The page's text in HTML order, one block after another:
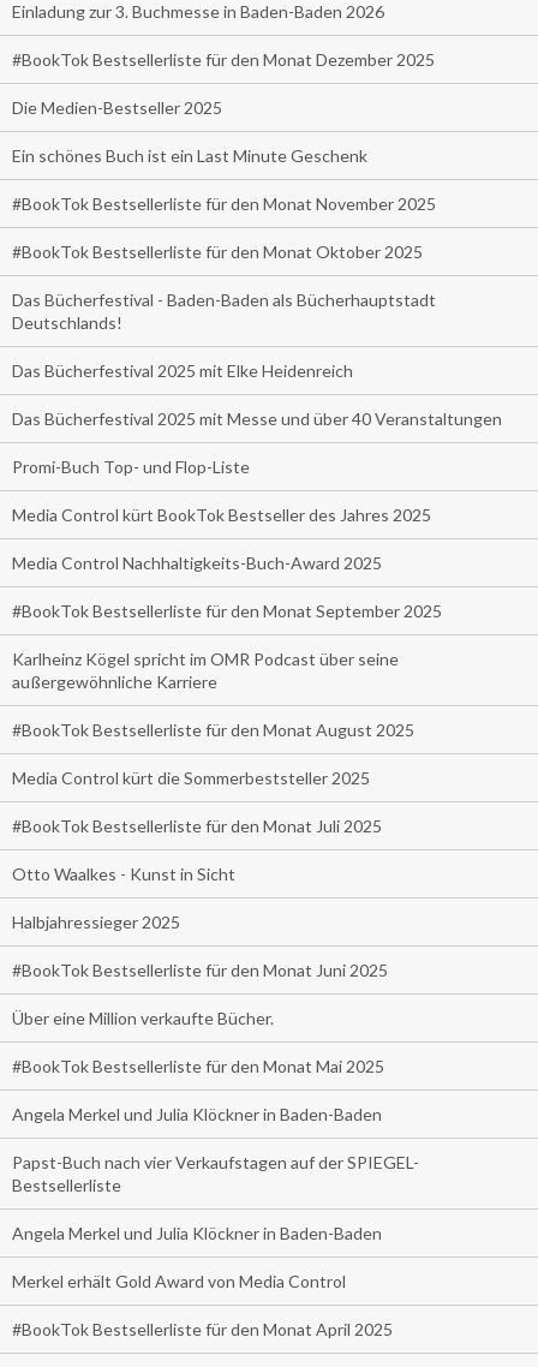
Einladung zur 3. Buchmesse in Baden-Baden 2026
#BookTok Bestsellerliste für den Monat Dezember 2025
Die Medien-Bestseller 2025
Ein schönes Buch ist ein Last Minute Geschenk
#BookTok Bestsellerliste für den Monat November 2025
#BookTok Bestsellerliste für den Monat Oktober 2025
Das Bücherfestival - Baden-Baden als Bücherhauptstadt
Deutschlands!
Das Bücherfestival 2025 mit Elke Heidenreich
Das Bücherfestival 2025 mit Messe und über 40 Veranstaltungen
Promi-Buch Top- und Flop-Liste
Media Control kürt BookTok Bestseller des Jahres 2025
Media Control Nachhaltigkeits-Buch-Award 2025
#BookTok Bestsellerliste für den Monat September 2025
Karlheinz Kögel spricht im OMR Podcast über seine
außergewöhnliche Karriere
#BookTok Bestsellerliste für den Monat August 2025
Media Control kürt die Sommerbeststeller 2025
#BookTok Bestsellerliste für den Monat Juli 2025
Otto Waalkes - Kunst in Sicht
Halbjahressieger 2025
#BookTok Bestsellerliste für den Monat Juni 2025
Über eine Million verkaufte Bücher.
#BookTok Bestsellerliste für den Monat Mai 2025
Angela Merkel und Julia Klöckner in Baden-Baden
Papst-Buch nach vier Verkaufstagen auf der SPIEGEL-
Bestsellerliste
Angela Merkel und Julia Klöckner in Baden-Baden
Merkel erhält Gold Award von Media Control
#BookTok Bestsellerliste für den Monat April 2025